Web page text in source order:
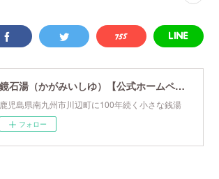
鏡石湯（かがみいしゆ）【公式ホームページ】
鹿児島県南九州市川辺町に100年続く小さな銭湯
フォロー